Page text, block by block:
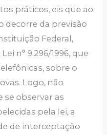
práticos, eis que ao
decorre da previsão
Federal,
n° 9.296/1996, que
sobre o
Logo, não
se observar as
pela lei, a
de interceptação